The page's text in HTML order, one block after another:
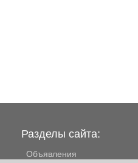
Разделы сайта:
Объявления